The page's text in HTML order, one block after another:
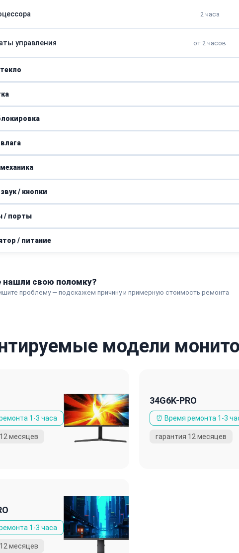
2 часа
управления от 2 часов
Не ремонтируем!
проблем с настройками цветопередачи
термопасты
/ кнопки
включения / управления
/ порты
HDMI, DisplayPort
/ питание
нашли свою поломку?
проблему — подскажем причину и примерную стоимость ремонта
модели
34G6K-PRO